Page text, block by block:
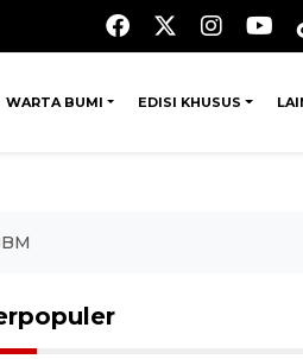
WARTA BUMI EDISI KHUSUS